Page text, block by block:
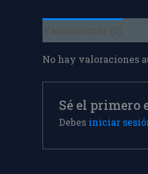
No hay valoraciones
Sé el primero
Debes iniciar